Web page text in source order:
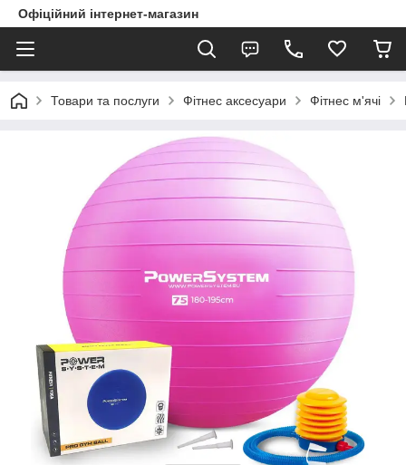
Офіційний інтернет-магазин
Товари та послуги Фітнес аксесуари Фітнес м'ячі